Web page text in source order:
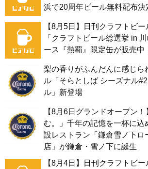
浜で20周年ビール無料配布決
【8月5日】日刊クラフトビ
「クラフトビール総選挙 in
ース『熱覇』限定缶が販売中
梨の香りがふんだんに感じら
ル「そらとしば シーズナル
ル」新登場
【8月6日グランドオープン
む。」千年の記憶を一杯に込
設レストラン「鎌倉雪ノ下ロ
店」が鎌倉・雪ノ下に誕生
【8月4日】日刊クラフトビ